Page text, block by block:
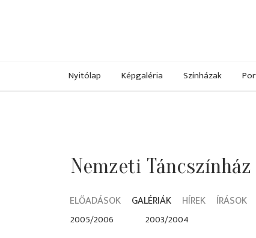
Nyitólap Képgaléria Színházak
Nemzeti
ELŐADÁSOK GALÉRIÁK HÍREK ÍRÁSOK
2005/2006 2003/2004